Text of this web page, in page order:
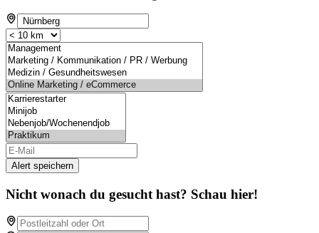
Alert speichern
Nicht wonach du gesucht hast? Schau hier!